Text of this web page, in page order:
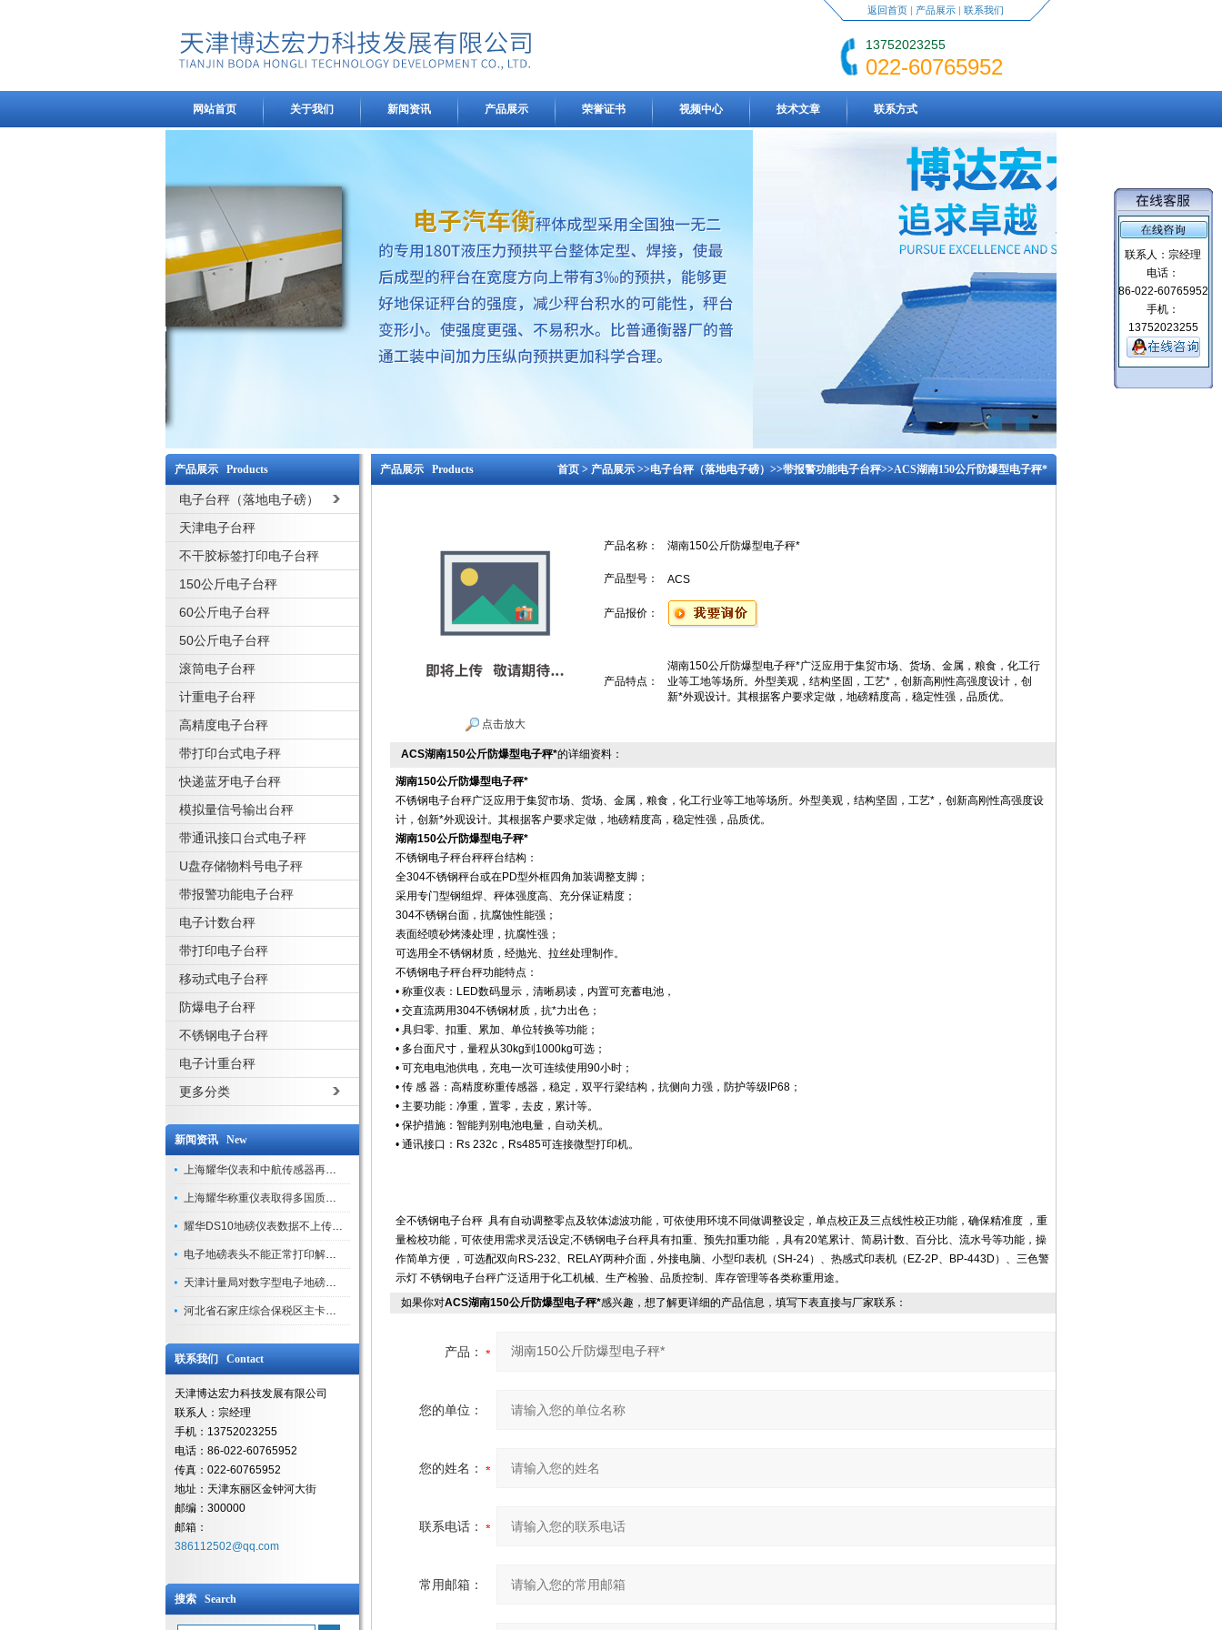
返回首页| 产品展示| 联系我们
13752023255
022-60765952
网站首页 关于我们 新闻资讯 产品展示 荣誉证书 视频中心 技术文章 联系方式
产品展示 Products
电子台秤（落地电子磅）
天津电子台秤
不干胶标签打印电子台秤
150公斤电子台秤
60公斤电子台秤
50公斤电子台秤
滚筒电子台秤
计重电子台秤
高精度电子台秤
带打印台式电子秤
快递蓝牙电子台秤
模拟量信号输出台秤
带通讯接口台式电子秤
U盘存储物料号电子秤
带报警功能电子台秤
电子计数台秤
带打印电子台秤
移动式电子台秤
防爆电子台秤
不锈钢电子台秤
电子计重台秤
更多分类
新闻资讯 New
上海耀华仪表和中航传感器再添新荣誉
上海耀华称重仪表取得多国质量认证
耀华DS10地磅仪表数据不上传处理方法（现场案例）
电子地磅表头不能正常打印解决方法
天津计量局对数字型电子地磅计量校准步骤
河北省石家庄综合保税区主卡口启用
联系我们 Contact
天津博达宏力科技发展有限公司
联系人：宗经理
手机：13752023255
电话：86-022-60765952
传真：022-60765952
地址：天津东丽区金钟河大街
邮编：300000
邮箱：
386112502@qq.com
搜索 Search
产品展示 Products 首页 > 产品展示 >>电子台秤（落地电子磅） >>带报警功能电子台秤>>ACS湖南150公斤防爆型电子秤*
点击放大
产品名称： 湖南150公斤防爆型电子秤*
产品型号： ACS
产品报价：
产品特点：
湖南150公斤防爆型电子秤*广泛应用于集贸市场、货场、金属，粮食，化工行
业等工地等场所。外型美观，结构坚固，工艺*，创新高刚性高强度设计，创
新*外观设计。其根据客户要求定做，地磅精度高，稳定性强，品质优。
ACS湖南150公斤防爆型电子秤*的详细资料：
湖南150公斤防爆型电子秤*
不锈钢电子台秤广泛应用于集贸市场、货场、金属，粮食，化工行业等工地等场所。外型美观，结构坚固，工艺*，创新高刚性高强度设
计，创新*外观设计。其根据客户要求定做，地磅精度高，稳定性强，品质优。
湖南150公斤防爆型电子秤*
不锈钢电子秤台秤秤台结构：
全304不锈钢秤台或在PD型外框四角加装调整支脚；
采用专门型钢组焊、秤体强度高、充分保证精度；
304不锈钢台面，抗腐蚀性能强；
表面经喷砂烤漆处理，抗腐性强；
可选用全不锈钢材质，经抛光、拉丝处理制作。
不锈钢电子秤台秤功能特点：
• 称重仪表：LED数码显示，清晰易读，内置可充蓄电池，
• 交直流两用304不锈钢材质，抗*力出色；
• 具归零、扣重、累加、单位转换等功能；
• 多台面尺寸，量程从30kg到1000kg可选；
• 可充电电池供电，充电一次可连续使用90小时；
• 传 感 器：高精度称重传感器，稳定，双平行梁结构，抗侧向力强，防护等级IP68；
• 主要功能：净重，置零，去皮，累计等。
• 保护措施：智能判别电池电量，自动关机。
• 通讯接口：Rs 232c，Rs485可连接微型打印机。
全不锈钢电子台秤 具有自动调整零点及软体滤波功能，可依使用环境不同做调整设定，单点校正及三点线性校正功能，确保精准度 ，重
量检校功能，可依使用需求灵活设定;不锈钢电子台秤具有扣重、预先扣重功能 ，具有20笔累计、简易计数、百分比、流水号等功能，操
作简单方便 ，可选配双向RS-232、RELAY两种介面，外接电脑、小型印表机（SH-24）、热感式印表机（EZ-2P、BP-443D）、三色警
示灯 不锈钢电子台秤广泛适用于化工机械、生产检验、品质控制、库存管理等各类称重用途。
如果你对ACS湖南150公斤防爆型电子秤*感兴趣，想了解更详细的产品信息，填写下表直接与厂家联系：
产品：
您的单位：
您的姓名：
联系电话：
常用邮箱：
联系人：宗经理
电话：
86-022-60765952
手机：
13752023255